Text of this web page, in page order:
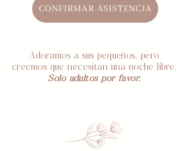
CONFIRMAR ASISTENCIA
Adoramos a sus pequeños, pero
creemos que necesitan una noche libre.
Solo adultos por favor.